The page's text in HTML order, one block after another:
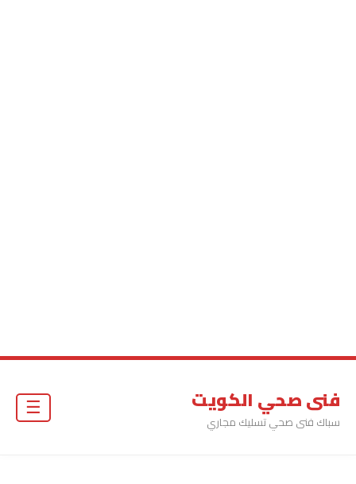
فنى صحي الكويت
سباك فنى صحي تسليك مجاري